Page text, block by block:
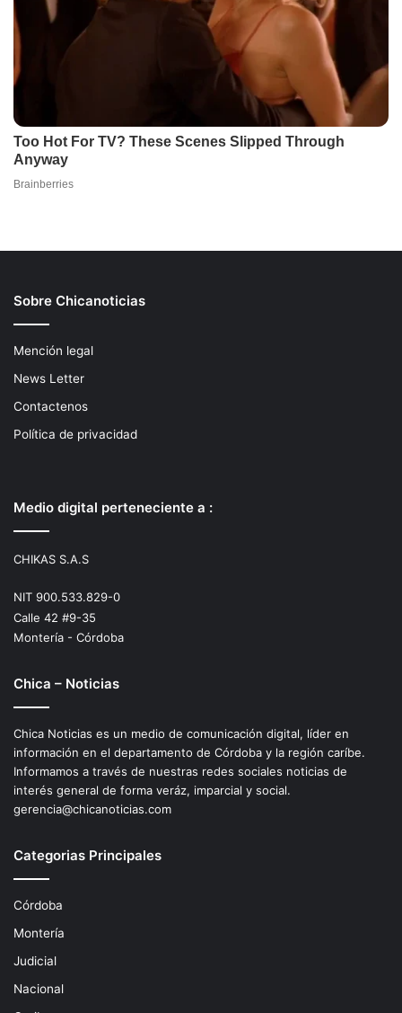
Sobre Chicanoticias
Mención legal
News Letter
Contactenos
Política de privacidad
Medio digital perteneciente a :
CHIKAS S.A.S
NIT 900.533.829-0
Calle 42 #9-35
Montería - Córdoba
Chica – Noticias
Chica Noticias es un medio de comunicación digital, líder en
información en el departamento de Córdoba y la región caríbe.
Informamos a través de nuestras redes sociales noticias de
interés general de forma veráz, imparcial y social.
gerencia@chicanoticias.com
Categorias Principales
Córdoba
Montería
Judicial
Nacional